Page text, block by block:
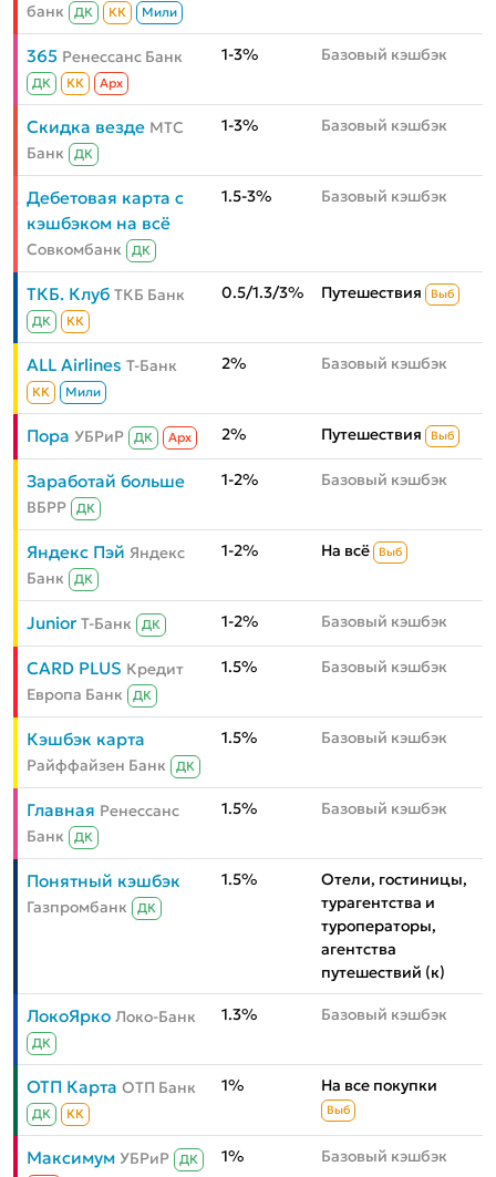
банк ДК КК Мили
365 Ренессанс Банк
ДК КК Aрх
1-3% Базовый кэшбэк
Скидка везде МТС
Банк
ДК
1-3% Базовый кэшбэк
Дебетовая карта с
кэшбэком на всё
Совкомбанк ДК
1.5-3% Базовый кэшбэк
ТКБ. Клуб ТКБ Банк
ДК КК
0.5/1.3/3% Путешествия Выб
ALL Airlines Т-Банк
КК Мили
2% Базовый кэшбэк
Пора УБРиР ДК Aрх 2% Путешествия Выб
Заработай больше
ВБРР ДК
1-2% Базовый кэшбэк
Яндекс Пэй Яндекс
Банк
ДК
1-2% На всё Выб
Junior Т-Банк ДК 1-2% Базовый кэшбэк
CARD PLUS Кредит
Европа Банк
ДК
1.5% Базовый кэшбэк
Кэшбэк карта
Райффайзен Банк ДК
1.5% Базовый кэшбэк
Главная Ренессанс
Банк
ДК
1.5% Базовый кэшбэк
Понятный кэшбэк
Газпромбанк ДК
1.5%
Отели, гостиницы,
турагентства и
туроператоры,
агентства
путешествий (к)
ЛокоЯрко Локо-Банк
ДК
1.3% Базовый кэшбэк
ОТП Карта ОТП Банк
ДК КК
1% На все покупки
Выб
Максимум УБРиР
ДК
1% Базовый кэшбэк